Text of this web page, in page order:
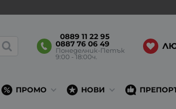
0889 11 22 95
0887 76 06 49
Понеделник-Петък
9:00 - 18:00ч.
ПРОМО НОВИ